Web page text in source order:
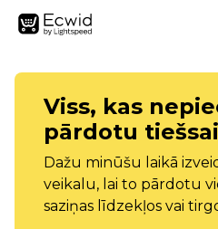
Viss, kas
pārdotu
Dažu minūšu laikā
veikalu, lai to pārdotu
saziņas līdzekļos vai